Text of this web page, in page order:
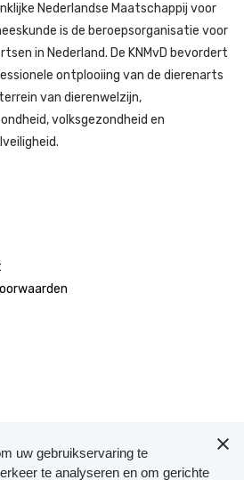
Nederlandse Maatschappij voor
is de beroepsorganisatie voor
in Nederland. De KNMvD bevordert
ontplooiing van de dierenarts
van dierenwelzijn,
volksgezondheid en
uw gebruikservaring te
te analyseren en om gerichte